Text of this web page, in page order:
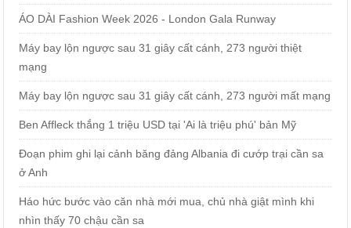
ÁO DÀI Fashion Week 2026 - London Gala Runway
Máy bay lộn ngược sau 31 giây cất cánh, 273 người thiệt
mạng
Máy bay lộn ngược sau 31 giây cất cánh, 273 người mất mạng
Ben Affleck thắng 1 triệu USD tại 'Ai là triệu phú' bản Mỹ
Đoạn phim ghi lại cảnh băng đảng Albania đi cướp trại cần sa
ở Anh
Háo hức bước vào căn nhà mới mua, chủ nhà giật mình khi
nhìn thấy 70 chậu cần sa